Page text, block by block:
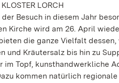
LORCH
Besuch in diesem Jahr
Kirche wird am 26. April
die ganze Vielfalt
und Kräutersalz bis hin zu
im Topf, kunsthandwerkliche
kommen natürlich